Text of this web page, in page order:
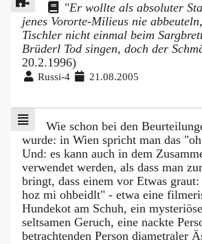
"Er wollte als absoluter
jenes Vororte-Milieus nie
Tischler nicht einmal beim
Brüderl Tod singen, doch der
20.2.1996)
Russi-4 21.08.2005
Wie schon bei den
wurde: in Wien spricht man das
Und: es kann auch in dem
verwendet werden, als dass man
bringt, dass einem vor Etwas
hoz mi ohbeidlt" - etwa eine
Hundekot am Schuh, ein
seltsamen Geruch, eine nackte
betrachtenden Person diametraler